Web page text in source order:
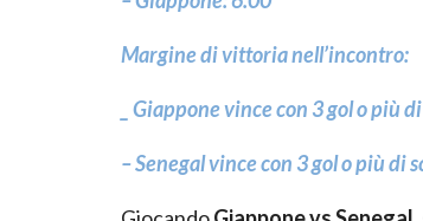
Giappone: 6.00
Margine di vittoria nell’incontro:
_ Giappone vince con 3 gol o più
Senegal vince con 3 gol o più di